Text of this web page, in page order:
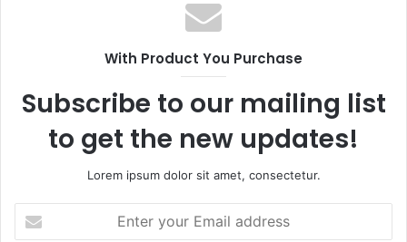
With Product You Purchase
Subscribe to our mailing list
to get the new updates!
Lorem ipsum dolor sit amet, consectetur.